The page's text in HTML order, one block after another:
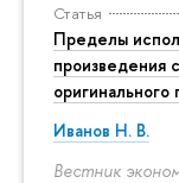
Статья
Пределы
произведения
Иванов Н. В.
Вестник